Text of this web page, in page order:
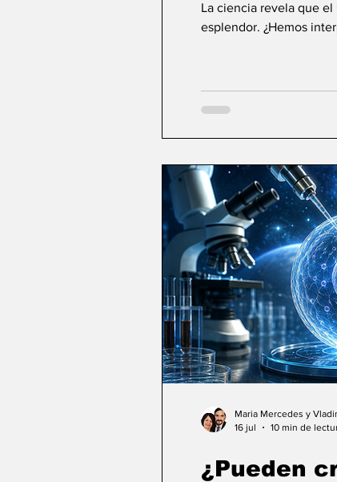
La ciencia revela que el
esplendor. ¿Hemos
¿Pueden
Maria Mercedes y
16 jul
10 min de